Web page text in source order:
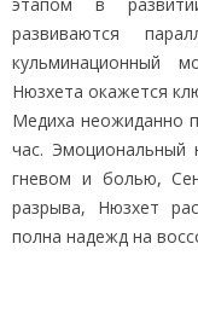
развиваются
кульминационный
Нюзхета окажется
Медиха неожиданно
час. Эмоциональный
гневом и болью,
разрыва, Нюзхет
полна надежд на